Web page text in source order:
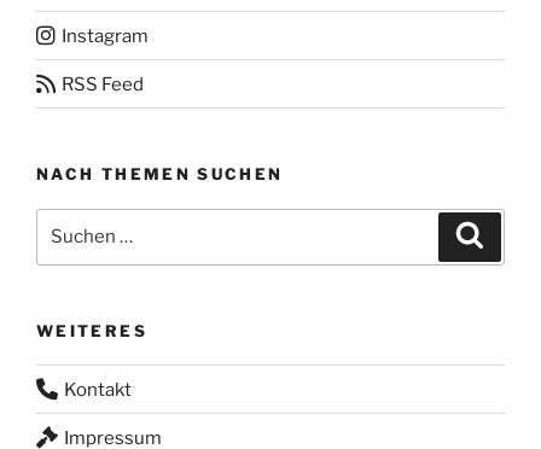
Instagram
RSS Feed
NACH THEMEN SUCHEN
nach:
WEITERES
Kontakt
Impressum